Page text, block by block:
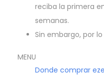
reciba la primera
semanas.
Sin embargo, por lo
MENU
Donde comprar